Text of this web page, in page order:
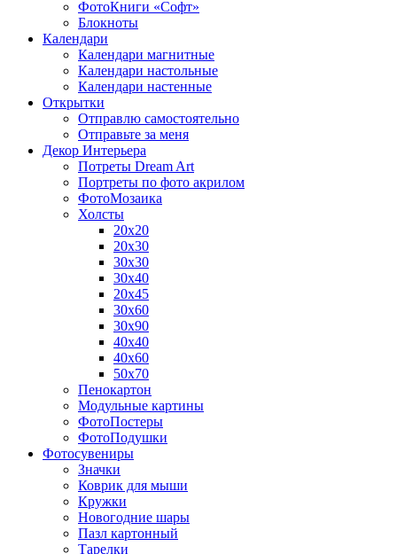
ФотоКниги «Софт»
Блокноты
Календари
Календари магнитные
Календари настольные
Календари настенные
Открытки
Отправлю самостоятельно
Отправьте за меня
Декор Интерьера
Потреты Dream Art
Портреты по фото акрилом
ФотоМозаика
Холсты
20х20
20х30
30х30
30х40
20х45
30х60
30х90
40х40
40х60
50х70
Пенокартон
Модульные картины
ФотоПостеры
ФотоПодушки
Фотоcувениры
Значки
Коврик для мыши
Кружки
Новогодние шары
Пазл картонный
Тарелки